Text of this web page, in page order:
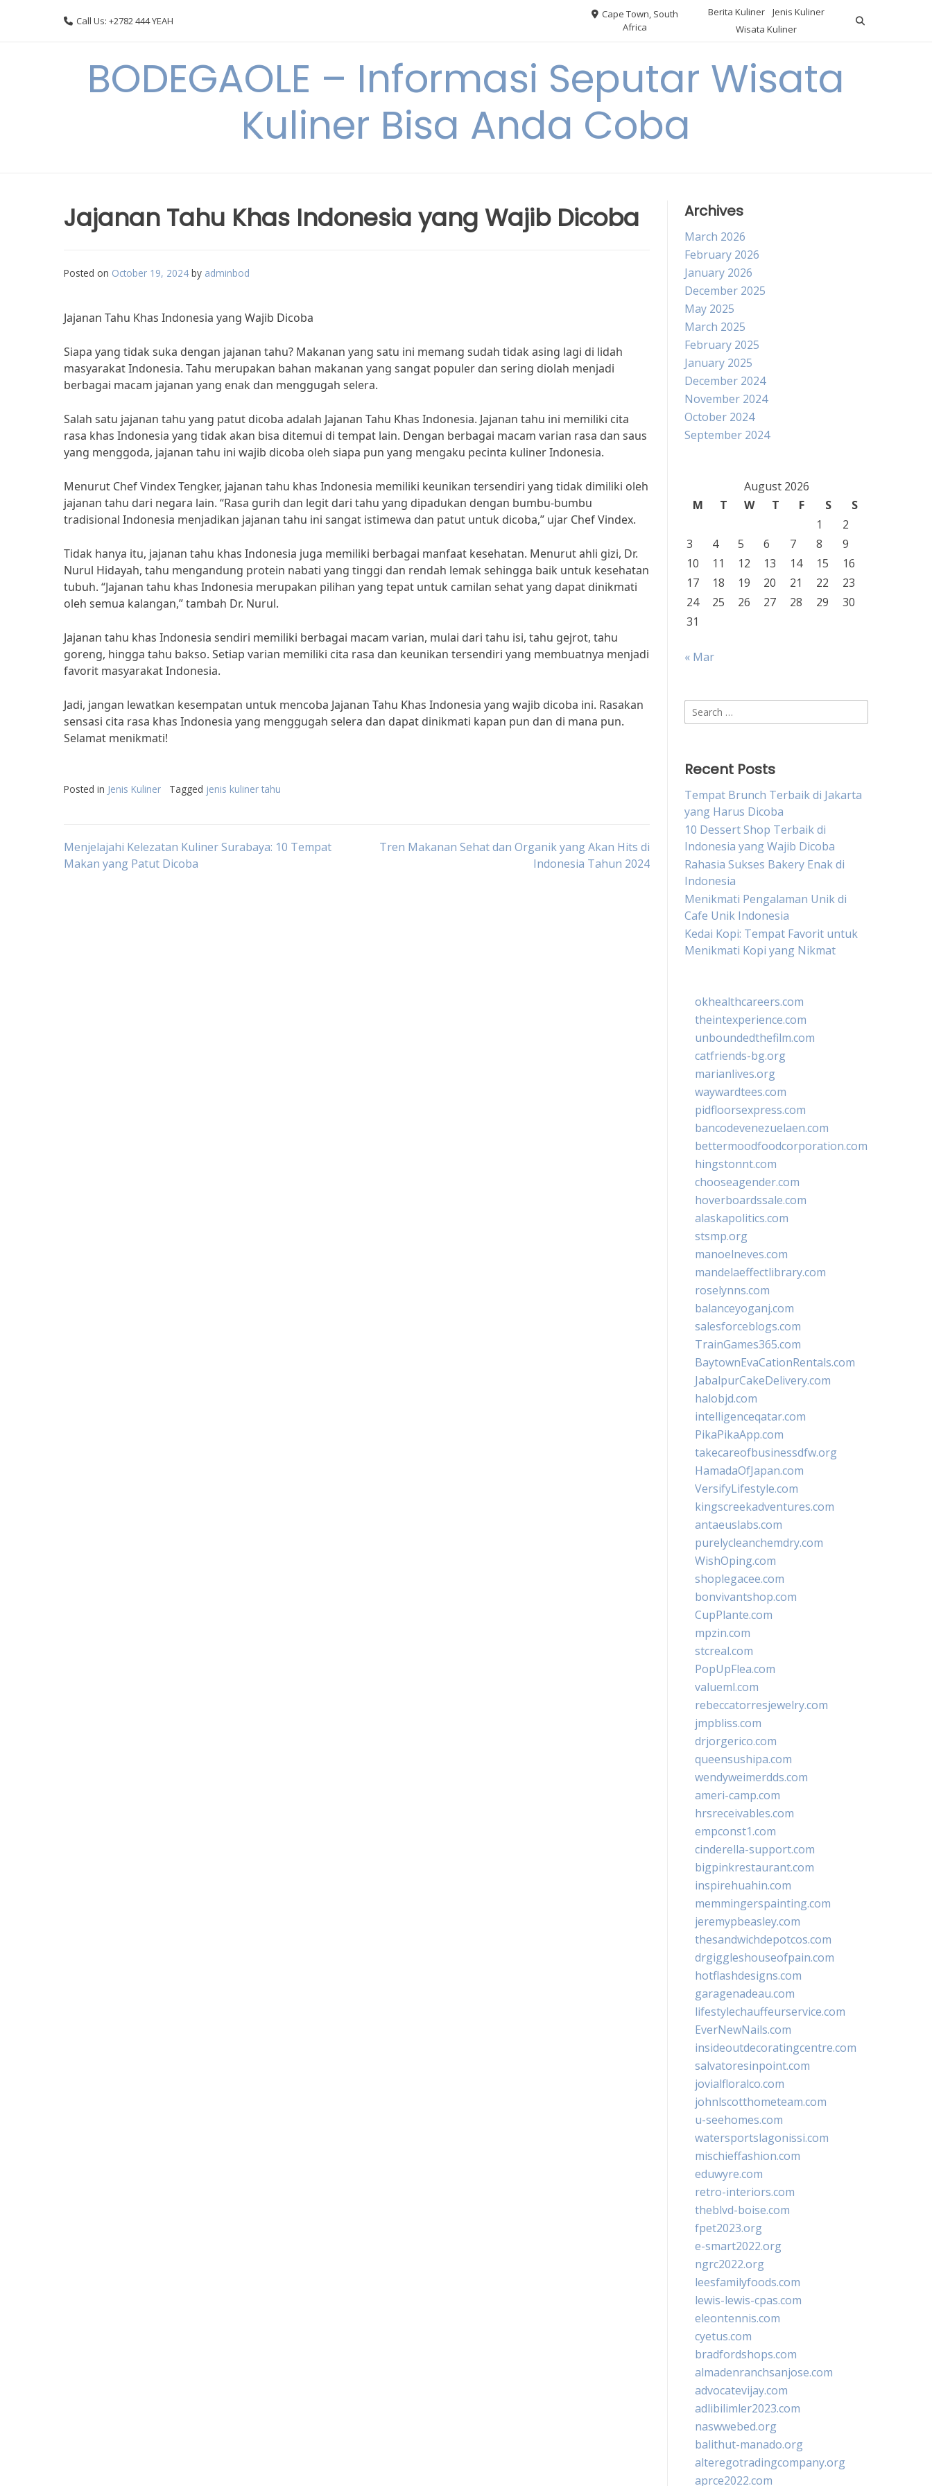
Call Us: +2782 444 YEAH
Cape Town, South
Africa
Berita Kuliner
Jenis Kuliner
Wisata Kuliner
BODEGAOLE – Informasi Seputar Wisata
Kuliner Bisa Anda Coba
Jajanan Tahu Khas Indonesia yang Wajib Dicoba
Posted on October 19, 2024 by adminbod
Jajanan Tahu Khas Indonesia yang Wajib Dicoba
Siapa yang tidak suka dengan jajanan tahu? Makanan yang satu ini memang sudah tidak asing lagi di lidah
masyarakat Indonesia. Tahu merupakan bahan makanan yang sangat populer dan sering diolah menjadi
berbagai macam jajanan yang enak dan menggugah selera.
Salah satu jajanan tahu yang patut dicoba adalah Jajanan Tahu Khas Indonesia. Jajanan tahu ini memiliki cita
rasa khas Indonesia yang tidak akan bisa ditemui di tempat lain. Dengan berbagai macam varian rasa dan saus
yang menggoda, jajanan tahu ini wajib dicoba oleh siapa pun yang mengaku pecinta kuliner Indonesia.
Menurut Chef Vindex Tengker, jajanan tahu khas Indonesia memiliki keunikan tersendiri yang tidak dimiliki oleh
jajanan tahu dari negara lain. “Rasa gurih dan legit dari tahu yang dipadukan dengan bumbu-bumbu
tradisional Indonesia menjadikan jajanan tahu ini sangat istimewa dan patut untuk dicoba,” ujar Chef Vindex.
Tidak hanya itu, jajanan tahu khas Indonesia juga memiliki berbagai manfaat kesehatan. Menurut ahli gizi, Dr.
Nurul Hidayah, tahu mengandung protein nabati yang tinggi dan rendah lemak sehingga baik untuk kesehatan
tubuh. “Jajanan tahu khas Indonesia merupakan pilihan yang tepat untuk camilan sehat yang dapat dinikmati
oleh semua kalangan,” tambah Dr. Nurul.
Jajanan tahu khas Indonesia sendiri memiliki berbagai macam varian, mulai dari tahu isi, tahu gejrot, tahu
goreng, hingga tahu bakso. Setiap varian memiliki cita rasa dan keunikan tersendiri yang membuatnya menjadi
favorit masyarakat Indonesia.
Jadi, jangan lewatkan kesempatan untuk mencoba Jajanan Tahu Khas Indonesia yang wajib dicoba ini. Rasakan
sensasi cita rasa khas Indonesia yang menggugah selera dan dapat dinikmati kapan pun dan di mana pun.
Selamat menikmati!
Posted in Jenis Kuliner Tagged jenis kuliner tahu
Post
Menjelajahi Kelezatan Kuliner Surabaya: 10 Tempat
Makan yang Patut Dicoba
Tren Makanan Sehat dan Organik yang Akan Hits di
Indonesia Tahun 2024
Archives
March 2026
February 2026
January 2026
December 2025
May 2025
March 2025
February 2025
January 2025
December 2024
November 2024
October 2024
September 2024
August 2026
M
T W T F S
S
1
2
3
4 5 6 7 8
9
10
11 12 13 14 15
16
17
18 19 20 21 22
23
24
25 26 27 28 29
30
31
« Mar
Search
for:
Recent Posts
Tempat Brunch Terbaik di Jakarta
yang Harus Dicoba
10 Dessert Shop Terbaik di
Indonesia yang Wajib Dicoba
Rahasia Sukses Bakery Enak di
Indonesia
Menikmati Pengalaman Unik di
Cafe Unik Indonesia
Kedai Kopi: Tempat Favorit untuk
Menikmati Kopi yang Nikmat
okhealthcareers.com
theintexperience.com
unboundedthefilm.com
catfriends-bg.org
marianlives.org
waywardtees.com
pidfloorsexpress.com
bancodevenezuelaen.com
bettermoodfoodcorporation.com
hingstonnt.com
chooseagender.com
hoverboardssale.com
alaskapolitics.com
stsmp.org
manoelneves.com
mandelaeffectlibrary.com
roselynns.com
balanceyoganj.com
salesforceblogs.com
TrainGames365.com
BaytownEvaCationRentals.com
JabalpurCakeDelivery.com
halobjd.com
intelligenceqatar.com
PikaPikaApp.com
takecareofbusinessdfw.org
HamadaOfJapan.com
VersifyLifestyle.com
kingscreekadventures.com
antaeuslabs.com
purelycleanchemdry.com
WishOping.com
shoplegacee.com
bonvivantshop.com
CupPlante.com
mpzin.com
stcreal.com
PopUpFlea.com
valueml.com
rebeccatorresjewelry.com
jmpbliss.com
drjorgerico.com
queensushipa.com
wendyweimerdds.com
ameri-camp.com
hrsreceivables.com
empconst1.com
cinderella-support.com
bigpinkrestaurant.com
inspirehuahin.com
memmingerspainting.com
jeremypbeasley.com
thesandwichdepotcos.com
drgiggleshouseofpain.com
hotflashdesigns.com
garagenadeau.com
lifestylechauffeurservice.com
EverNewNails.com
insideoutdecoratingcentre.com
salvatoresinpoint.com
jovialfloralco.com
johnlscotthometeam.com
u-seehomes.com
watersportslagonissi.com
mischieffashion.com
eduwyre.com
retro-interiors.com
theblvd-boise.com
fpet2023.org
e-smart2022.org
ngrc2022.org
leesfamilyfoods.com
lewis-lewis-cpas.com
eleontennis.com
cyetus.com
bradfordshops.com
almadenranchsanjose.com
advocatevijay.com
adlibilimler2023.com
naswwebed.org
balithut-manado.org
alteregotradingcompany.org
aprce2022.com